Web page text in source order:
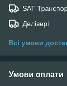
SAT
Делівері
Всі умови
Умови оплати